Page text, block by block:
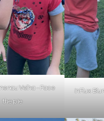
Velha - Face
the pie
inFlux
com seus dados
vamos te colocar em
com a: